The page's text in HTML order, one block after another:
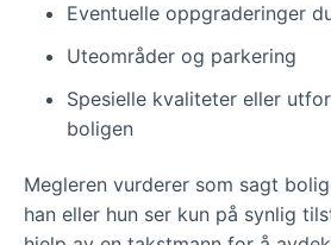
Eventuelle oppgraderinger
Uteområder og parkering
Spesielle kvaliteter eller
boligen
Megleren vurderer som sagt
han eller hun ser kun på synlig